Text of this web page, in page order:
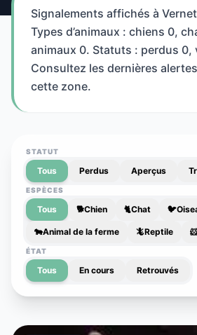
Signalements affichés à
Types d’animaux : chiens 0,
animaux 0. Statuts : perdus 0,
Consultez les dernières
cette zone.
STATUT
Tous Perdus Aperçus
ESPÈCES
Tous 🐕Chien 🐈Chat 🐦
🐄Animal de la ferme 🦎Reptile
ÉTAT
Tous En cours Retrouvés